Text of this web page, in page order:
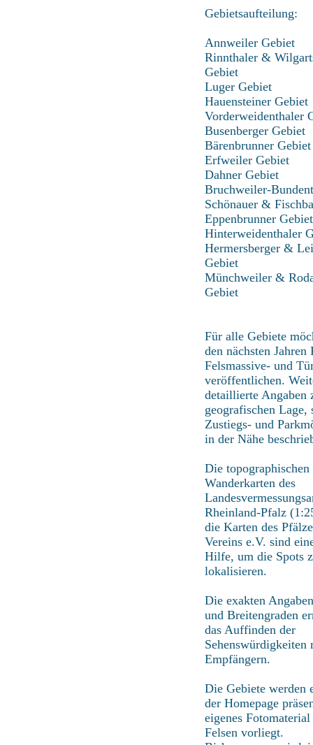
Gebietsaufteilung:
Annweiler Gebiet
Rinnthaler &
Gebiet
Luger Gebiet
Hauensteiner Gebiet
Vorderweidenthaler
Busenberger Gebiet
Bärenbrunner Gebiet
Erfweiler Gebiet
Dahner Gebiet
Bruchweiler-
Schönauer &
Eppenbrunner Gebiet
Hinterweidenthaler
Hermersberger &
Gebiet
Münchweiler &
Gebiet
Für alle Gebiete
den nächsten Jahren
Felsmassive- und
veröffentlichen.
detaillierte Angaben
geografischen Lage,
Zustiegs- und
in der Nähe
Die topographischen
Wanderkarten des
Rheinland-Pfalz
die Karten des
Vereins e.V. sind
Hilfe, um die Spots
lokalisieren.
Die exakten
und Breitengraden
das Auffinden der
Sehenswürdigkeiten
Empfängern.
Die Gebiete werden
der Homepage
eigenes Fotomaterial
Felsen vorliegt.